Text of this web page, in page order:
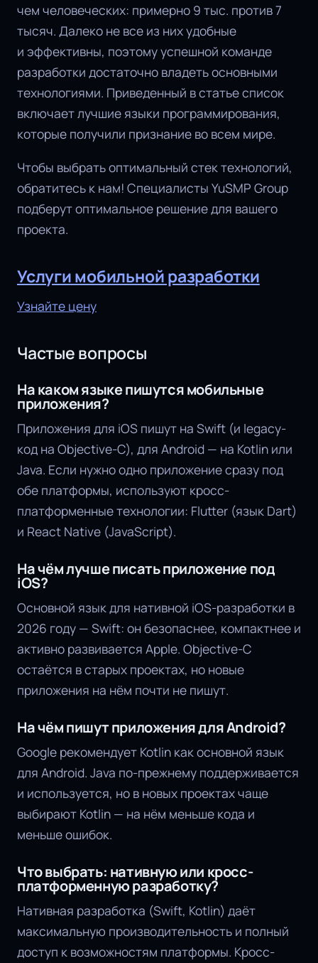
чем человеческих: примерно 9 тыс. против 7
тысяч. Далеко не все из них удобные
и эффективны, поэтому успешной команде
разработки достаточно владеть основными
технологиями. Приведенный в статье список
включает лучшие языки программирования,
которые получили признание во всем мире.
Чтобы выбрать оптимальный стек технологий,
обратитесь к нам! Специалисты YuSMP Group
подберут оптимальное решение для вашего
проекта.
Услуги мобильной разработки
Узнайте цену
Частые вопросы
На каком языке пишутся мобильные
приложения?
Приложения для iOS пишут на Swift (и legacy-
код на Objective-C), для Android — на Kotlin или
Java. Если нужно одно приложение сразу под
обе платформы, используют кросс-
платформенные технологии: Flutter (язык Dart)
и React Native (JavaScript).
На чём лучше писать приложение под
iOS?
Основной язык для нативной iOS-разработки в
2026 году — Swift: он безопаснее, компактнее и
активно развивается Apple. Objective-C
остаётся в старых проектах, но новые
приложения на нём почти не пишут.
На чём пишут приложения для Android?
Google рекомендует Kotlin как основной язык
для Android. Java по-прежнему поддерживается
и используется, но в новых проектах чаще
выбирают Kotlin — на нём меньше кода и
меньше ошибок.
Что выбрать: нативную или кросс-
платформенную разработку?
Нативная разработка (Swift, Kotlin) даёт
максимальную производительность и полный
доступ к возможностям платформы. Кросс-